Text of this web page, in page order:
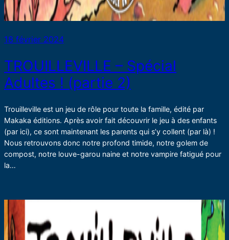
18 février 2024
TROUILLEVILLE – Spécial
Adultes ! (partie 2)
Trouilleville est un jeu de rôle pour toute la famille, édité par
Makaka éditions. Après avoir fait découvrir le jeu à des enfants
(par ici), ce sont maintenant les parents qui s’y collent (par là) !
Nous retrouvons donc notre profond timide, notre golem de
compost, notre louve-garou naine et notre vampire fatigué pour
la…